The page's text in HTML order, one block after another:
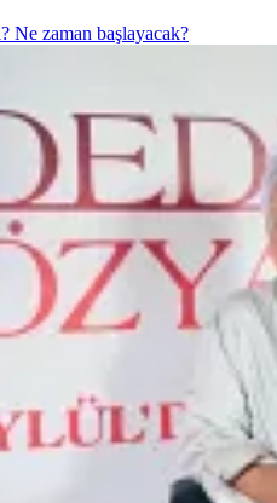
Ne zaman başlayacak?